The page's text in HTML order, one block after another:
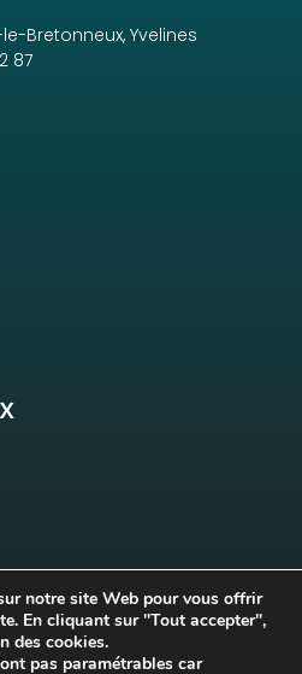
Bretonneux, Yvelines
87
notre site Web pour vous offrir
En cliquant sur "Tout accepter",
des cookies.
pas paramétrables car